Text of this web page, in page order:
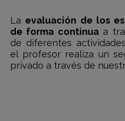
La evaluación de los
de forma continuaa
de diferentes
el profesor realiza un
privado a través de